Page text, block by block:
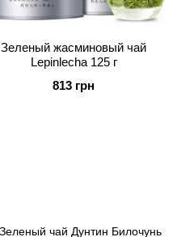
Зеленый жасминовый чай
Lepinlecha 125 г
813 грн